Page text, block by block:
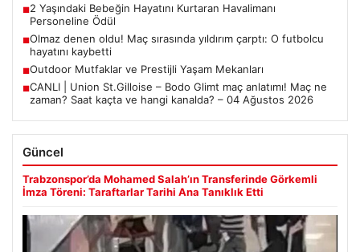
■2 Yaşındaki Bebeğin Hayatını Kurtaran Havalimanı
Personeline Ödül
■Olmaz denen oldu! Maç sırasında yıldırım çarptı: O futbolcu
hayatını kaybetti
■Outdoor Mutfaklar ve Prestijli Yaşam Mekanları
■CANLI | Union St.Gilloise – Bodo Glimt maç anlatımı! Maç ne
zaman? Saat kaçta ve hangi kanalda? – 04 Ağustos 2026
Güncel
Trabzonspor’da Mohamed Salah’ın Transferinde Görkemli
İmza Töreni: Taraftarlar Tarihi Ana Tanıklık Etti